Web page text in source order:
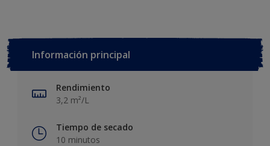
Información principal
Rendimiento
3,2 m²/L
Tiempo de secado
10 minutos